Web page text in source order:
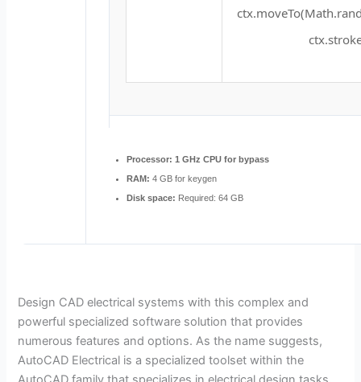
Processor: 1 GHz CPU for bypass
RAM: 4 GB for keygen
Disk space: Required: 64 GB
Design CAD electrical systems with this complex and
powerful specialized software solution that provides
numerous features and options. As the name suggests,
AutoCAD Electrical is a specialized toolset within the